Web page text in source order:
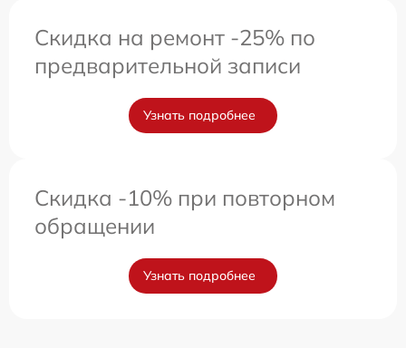
Скидка на ремонт -25% по
предварительной записи
Узнать подробнее
Скидка -10% при повторном
обращении
Узнать подробнее